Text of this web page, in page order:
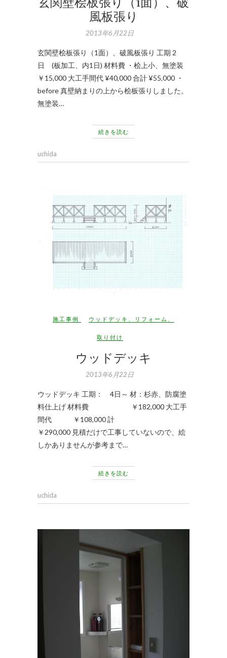
風板張り
2013年6月22日
玄関壁桧板張り（1面）、破風板張り 工期 2
日 (板加工、内1日) 材料費 ・桧上小、無塗装
￥15,000 大工手間代 ¥40,000 合計 ¥55,000 ・
before 真壁納まりの上から桧板張りしました。
無塗装…
続きを読む
uchida
施工事例 ウッドデッキ リフォーム
取り付け
ウッドデッキ
2013年6月22日
ウッドデッキ 工期： 4日～ 材：杉赤、防腐塗
料仕上げ 材料費 ￥182,000 大工手
間代 ￥108,000 計
￥290,000 見積だけで工事していないので、絵
しかありませんが参考まで…
続きを読む
uchida